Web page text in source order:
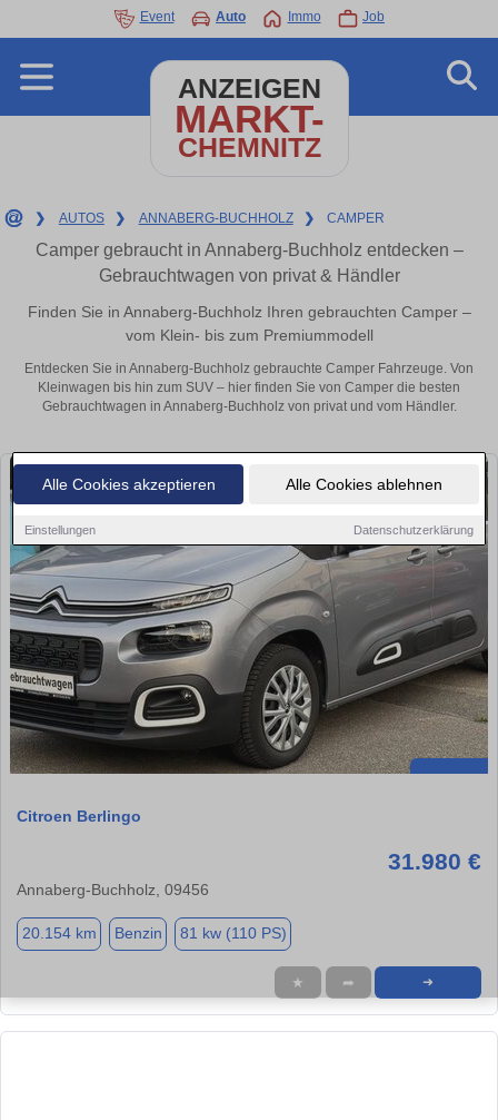
Alle Cookies akzeptieren Alle Cookies ablehnen
Einstellungen Datenschutzerklärung
Event Auto Immo Job
ANZEIGEN
MARKT-
CHEMNITZ
❯ AUTOS ❯ ANNABERG-BUCHHOLZ ❯ CAMPER
Camper gebraucht in Annaberg-Buchholz entdecken –
Gebrauchtwagen von privat & Händler
Finden Sie in Annaberg-Buchholz Ihren gebrauchten Camper –
vom Klein- bis zum Premiummodell
Entdecken Sie in Annaberg-Buchholz gebrauchte Camper Fahrzeuge. Von
Kleinwagen bis hin zum SUV – hier finden Sie von Camper die besten
Gebrauchtwagen in Annaberg-Buchholz von privat und vom Händler.
Citroen Berlingo
31.980 €
Annaberg-Buchholz, 09456
20.154 km Benzin 81 kw (110 PS)
★ ➦ ➜